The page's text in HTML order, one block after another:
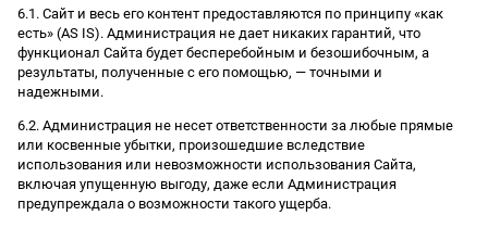
6.1. Сайт и весь его контент предоставляются по принципу «как
есть» (AS IS). Администрация не дает никаких гарантий, что
функционал Сайта будет бесперебойным и безошибочным, а
результаты, полученные с его помощью, — точными и
надежными.
6.2. Администрация не несет ответственности за любые прямые
или косвенные убытки, произошедшие вследствие
использования или невозможности использования Сайта,
включая упущенную выгоду, даже если Администрация
предупреждала о возможности такого ущерба.